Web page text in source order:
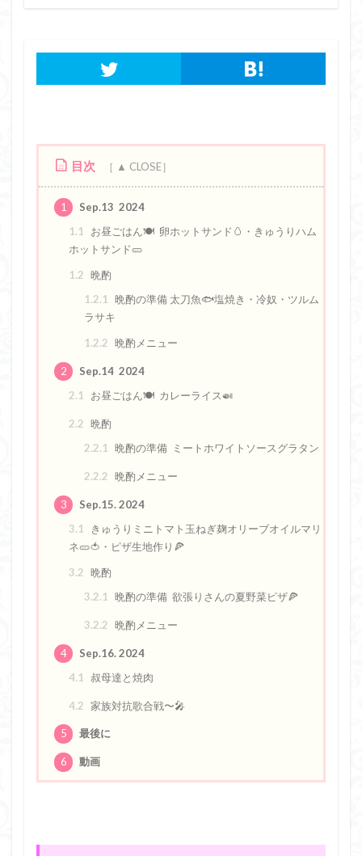
目次
1
Sep.13 2024
1.1
お昼ごはん🍽️ 卵ホットサンド🥚・きゅうりハム
ホットサンド🥒
1.2 晩酌
1.2.1
晩酌の準備 太刀魚🐟塩焼き・冷奴・ツルム
ラサキ
1.2.2 晩酌メニュー
2
Sep.14 2024
2.1
お昼ごはん🍽️ カレーライス🍛
2.2 晩酌
2.2.1
晩酌の準備 ミートホワイトソースグラタン
2.2.2 晩酌メニュー
3
Sep.15. 2024
3.1
きゅうりミニトマト玉ねぎ麹オリーブオイルマリ
ネ🥒🍅・ピザ生地作り🍕
3.2 晩酌
3.2.1
晩酌の準備 欲張りさんの夏野菜ピザ🍕
3.2.2 晩酌メニュー
4
Sep.16. 2024
4.1
叔母達と焼肉
4.2 家族対抗歌合戦〜🎤
5 最後に
6 動画